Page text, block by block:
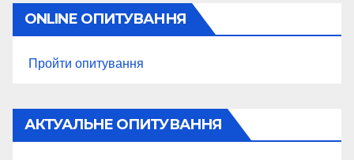
ONLINE ОПИТУВАННЯ
Пройти опитування
АКТУАЛЬНЕ ОПИТУВАННЯ